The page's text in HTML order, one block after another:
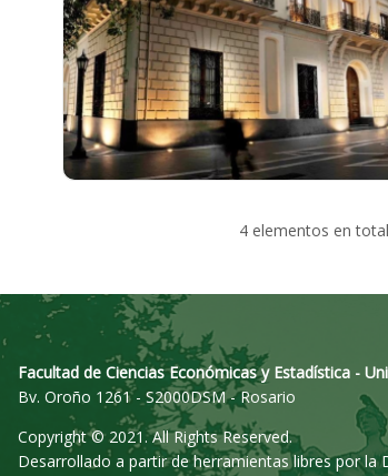
4 elementos en
Facultad de Ciencias Económicas y Estadística -
Bv. Oroño 1261 - S2000DSM - Rosario
Copyright © 2021. All Rights Reserved.
Desarrollado a partir de herramientas libres por